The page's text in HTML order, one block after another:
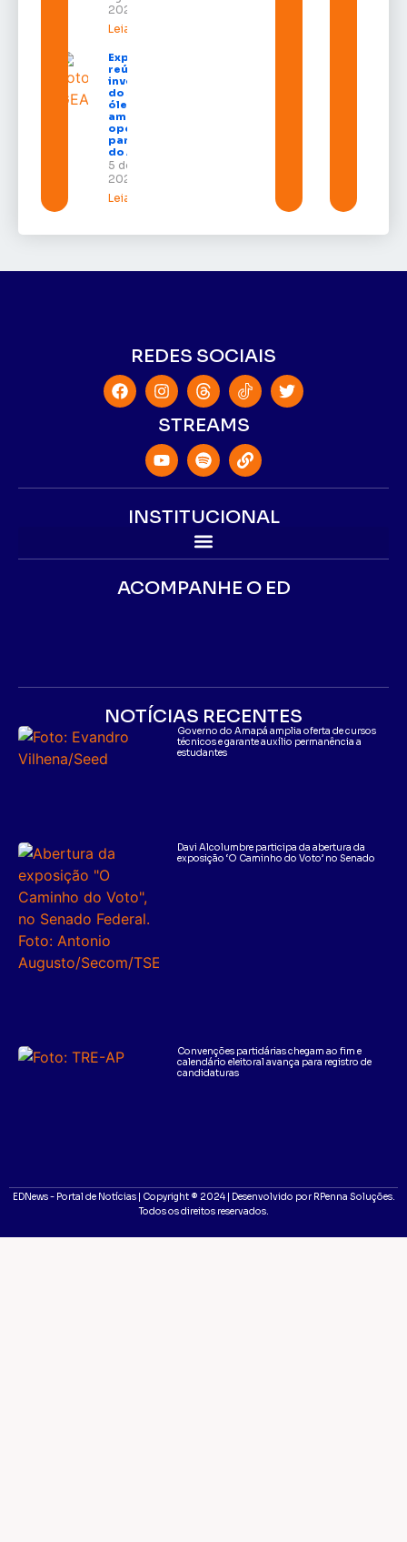
2026
Leia mais »
Expofeira 2026
reúne grandes
investidores
do setor de
óleo e gás e
amplia
oportunidades
para empresas
do Amapá
5 de agosto de
2026
Leia mais »
REDES SOCIAIS
STREAMS
INSTITUCIONAL
ACOMPANHE O ED
NOTÍCIAS RECENTES
Governo do Amapá amplia oferta de cursos
técnicos e garante auxílio permanência a
estudantes
Davi Alcolumbre participa da abertura da
exposição ‘O Caminho do Voto’ no Senado
Convenções partidárias chegam ao fim e
calendário eleitoral avança para registro de
candidaturas
EDNews - Portal de Notícias | Copyright ® 2024 | Desenvolvido por RPenna Soluções.
Todos os direitos reservados.